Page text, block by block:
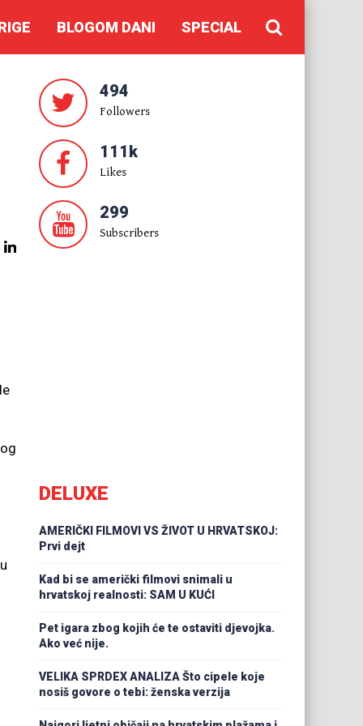
BLOGOM DANI SPECIAL
494
Followers
111k
Likes
299
Subscribers
DELUXE
AMERIČKI FILMOVI VS ŽIVOT U HRVATSKOJ:
Prvi dejt
Kad bi se američki filmovi snimali u
hrvatskoj realnosti: SAM U KUĆI
Pet igara zbog kojih će te ostaviti djevojka.
Ako već nije.
VELIKA SPRDEX ANALIZA Što cipele koje
nosiš govore o tebi: ženska verzija